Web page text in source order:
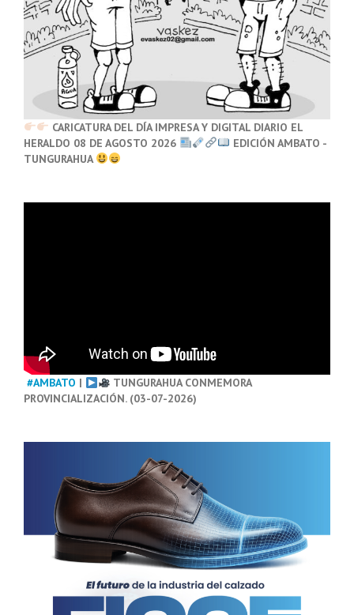
CARICATURA DEL DÍA IMPRESA Y DIGITAL DIARIO EL
HERALDO 08 DE AGOSTO 2026
EDICIÓN AMBATO -
TUNGURAHUA
#AMBATO |
TUNGURAHUA CONMEMORA
PROVINCIALIZACIÓN. (03-07-2026)